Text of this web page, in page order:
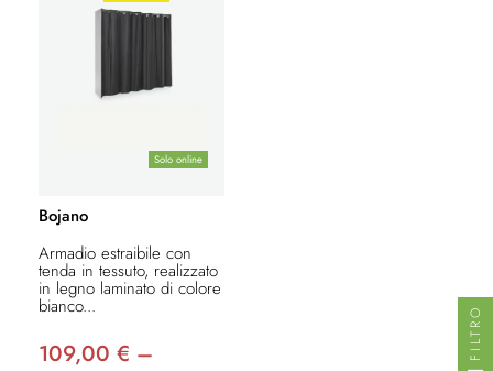
Solo online
Bojano
Armadio estraibile con
tenda in tessuto, realizzato
in legno laminato di colore
bianco...
109,00 € – FILTRO